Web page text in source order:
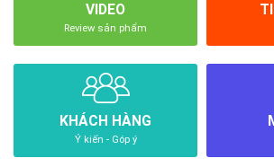
VIDEO
Review sản phẩm
KHÁCH HÀNG
Ý kiến - Góp ý